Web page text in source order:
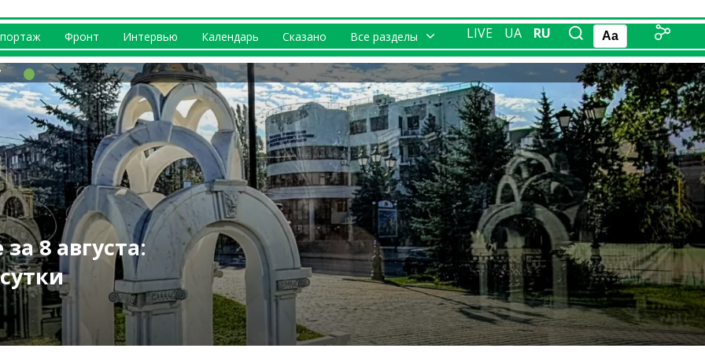
Фронт Интервью Календарь Сказано Все разделы LIVE UA RU Aa
чем била РФ
Что происходит
(видео)
домой» —
погиб
(фото)
8 августа:
на